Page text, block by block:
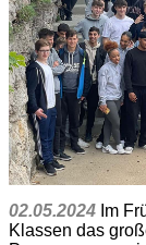
02.05.2024 Im
Klassen das